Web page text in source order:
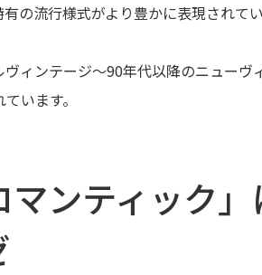
の流行様式がより豊かに表現されて
ィンテージ～90年代以降のニューヴ
います。
マンティック